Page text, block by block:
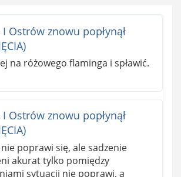
I Ostrów znowu popłynął
na różowego flaminga i spławić.
I Ostrów znowu popłynął
poprawi się, ale sadzenie
akurat tylko pomiędzy
sytuacji nie poprawi, a